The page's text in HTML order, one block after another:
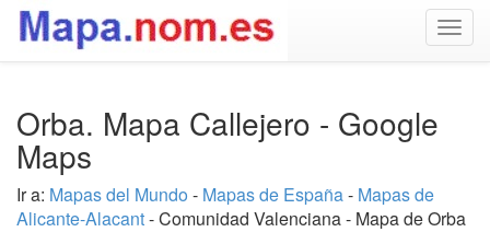
Orba. Mapa Callejero - Google
Maps
Ir a: Mapas del Mundo - Mapas de España- Mapas de
Alicante-Alacant- Comunidad Valenciana - Mapa de Orba